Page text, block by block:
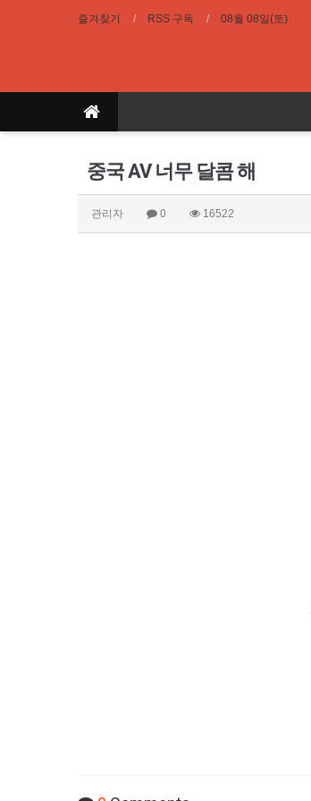
즐겨찾기 RSS 구독 08월 08일(토)
중국 AV 너무 달콤 해
관리자 0 16522